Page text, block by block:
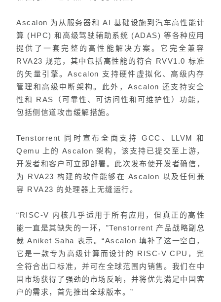
Ascalon 为从服务器和 AI 基础设施到汽车高性能计
算 (HPC) 和高级驾驶辅助系统 (ADAS) 等各种应用
提供了一套完整的高性能解决方案。它完全兼容
RVA23 规范，其中包括高性能的符合 RVV1.0 标准
的矢量引擎。Ascalon 支持硬件虚拟化、高级内存
管理和高级中断架构。此外，Ascalon 还支持安全
性和 RAS（可靠性、可访问性和可维护性）功能，
包括侧信道攻击缓解措施。
Tenstorrent 同时宣布全面支持 GCC、LLVM 和
Qemu 上的 Ascalon 架构，该支持已提交至上游，
开发者和客户可立即部署。此次发布使开发者确信，
为 RVA23 构建的软件能够在 Ascalon 以及任何兼
容 RVA23 的处理器上无缝运行。
“RISC-V 内核几乎适用于所有应用，但真正的高性
能一直是其缺失的一环，”Tenstorrent 产品战略副总
裁 Aniket Saha 表示。“Ascalon 填补了这一空白，
它是一款专为高级计算而设计的 RISC-V CPU，完
全符合出口标准，并可在全球范围内销售。我们在中
国市场获得了强劲的市场反响，并将优先满足中国客
户的需求，首先推出全球版本。”